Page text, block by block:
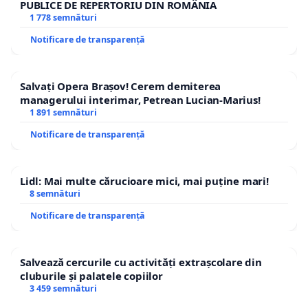
PUBLICE DE REPERTORIU DIN ROMÂNIA
1 778 semnături
Notificare de transparență
Salvați Opera Brașov! Cerem demiterea
managerului interimar, Petrean Lucian-Marius!
1 891 semnături
Notificare de transparență
Lidl: Mai multe cărucioare mici, mai puține mari!
8 semnături
Notificare de transparență
Salvează cercurile cu activități extrașcolare din
cluburile și palatele copiilor
3 459 semnături